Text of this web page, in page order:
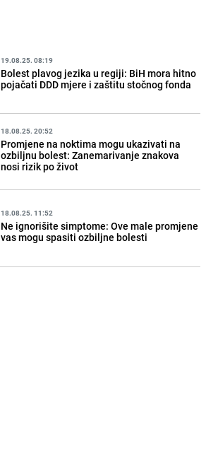
19.08.25. 08:19
Bolest plavog jezika u regiji: BiH mora hitno
pojačati DDD mjere i zaštitu stočnog fonda
18.08.25. 20:52
Promjene na noktima mogu ukazivati na
ozbiljnu bolest: Zanemarivanje znakova
nosi rizik po život
18.08.25. 11:52
Ne ignorišite simptome: Ove male promjene
vas mogu spasiti ozbiljne bolesti